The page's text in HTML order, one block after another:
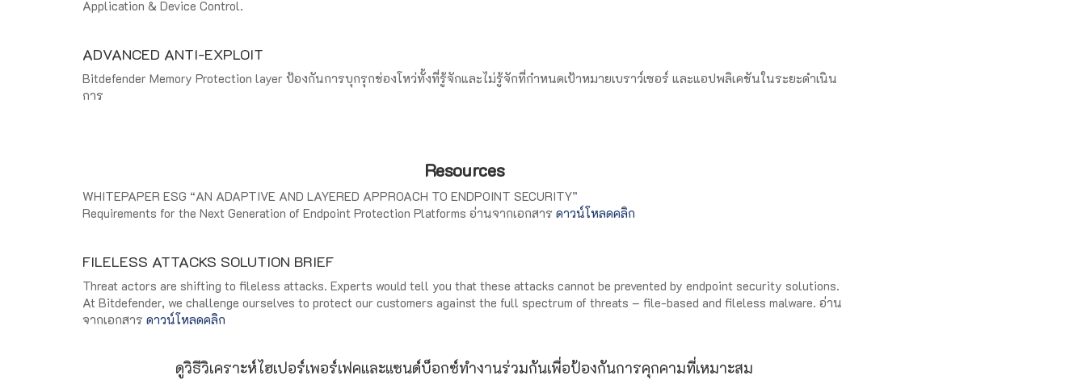
Application & Device Control.
ADVANCED ANTI-EXPLOIT
Bitdefender Memory Protection layer ป้องกันการบุกรุกช่องโหว่ทั้งที่รู้จักและไม่รู้จักที่กำหนดเป้าหมายเบราว์เซอร์ และแอปพลิเคชันในระยะดำเนิน
การ
Resources
WHITEPAPER ESG “AN ADAPTIVE AND LAYERED APPROACH TO ENDPOINT SECURITY”
Requirements for the Next Generation of Endpoint Protection Platforms อ่านจากเอกสาร ดาวน์โหลดคลิก
FILELESS ATTACKS SOLUTION BRIEF
Threat actors are shifting to fileless attacks. Experts would tell you that these attacks cannot be prevented by endpoint security solutions.
At Bitdefender, we challenge ourselves to protect our customers against the full spectrum of threats – file-based and fileless malware. อ่าน
จากเอกสาร ดาวน์โหลดคลิก
ดูวิธีวิเคราะห์ไฮเปอร์เพอร์เฟคและแซนด์บ็อกซ์ทำงานร่วมกันเพื่อป้องกันการคุกคามที่เหมาะสม